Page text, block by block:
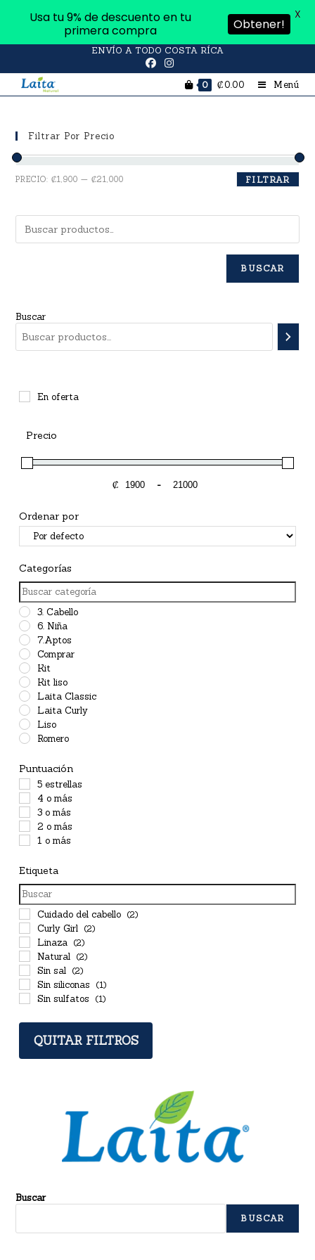
ENVÍO A TODO COSTA RÍCA
0 ₡0.00 Menú
Filtrar Por Precio
FILTRAR
PRECIO:₡1,900 —₡21,000
BUSCAR
Buscar
En oferta
Precio
₡ Minimum Price
-
Maximum Price
Ordenar por
Sort Products
Categorías
3. Cabello
6. Niña
7.Aptos
Comprar
Kit
Kit liso
Laita Classic
Laita Curly
Liso
Romero
Puntuación
5 estrellas
4 o más
3 o más
2 o más
1 o más
Etiqueta
Cuidado del cabello (2)
Curly Girl (2)
Linaza (2)
Natural (2)
Sin sal (2)
Sin siliconas (1)
Sin sulfatos (1)
QUITAR FILTROS
Buscar
BUSCAR
Usa tu 9% de descuento en tu
primera compra
Obtener!
X